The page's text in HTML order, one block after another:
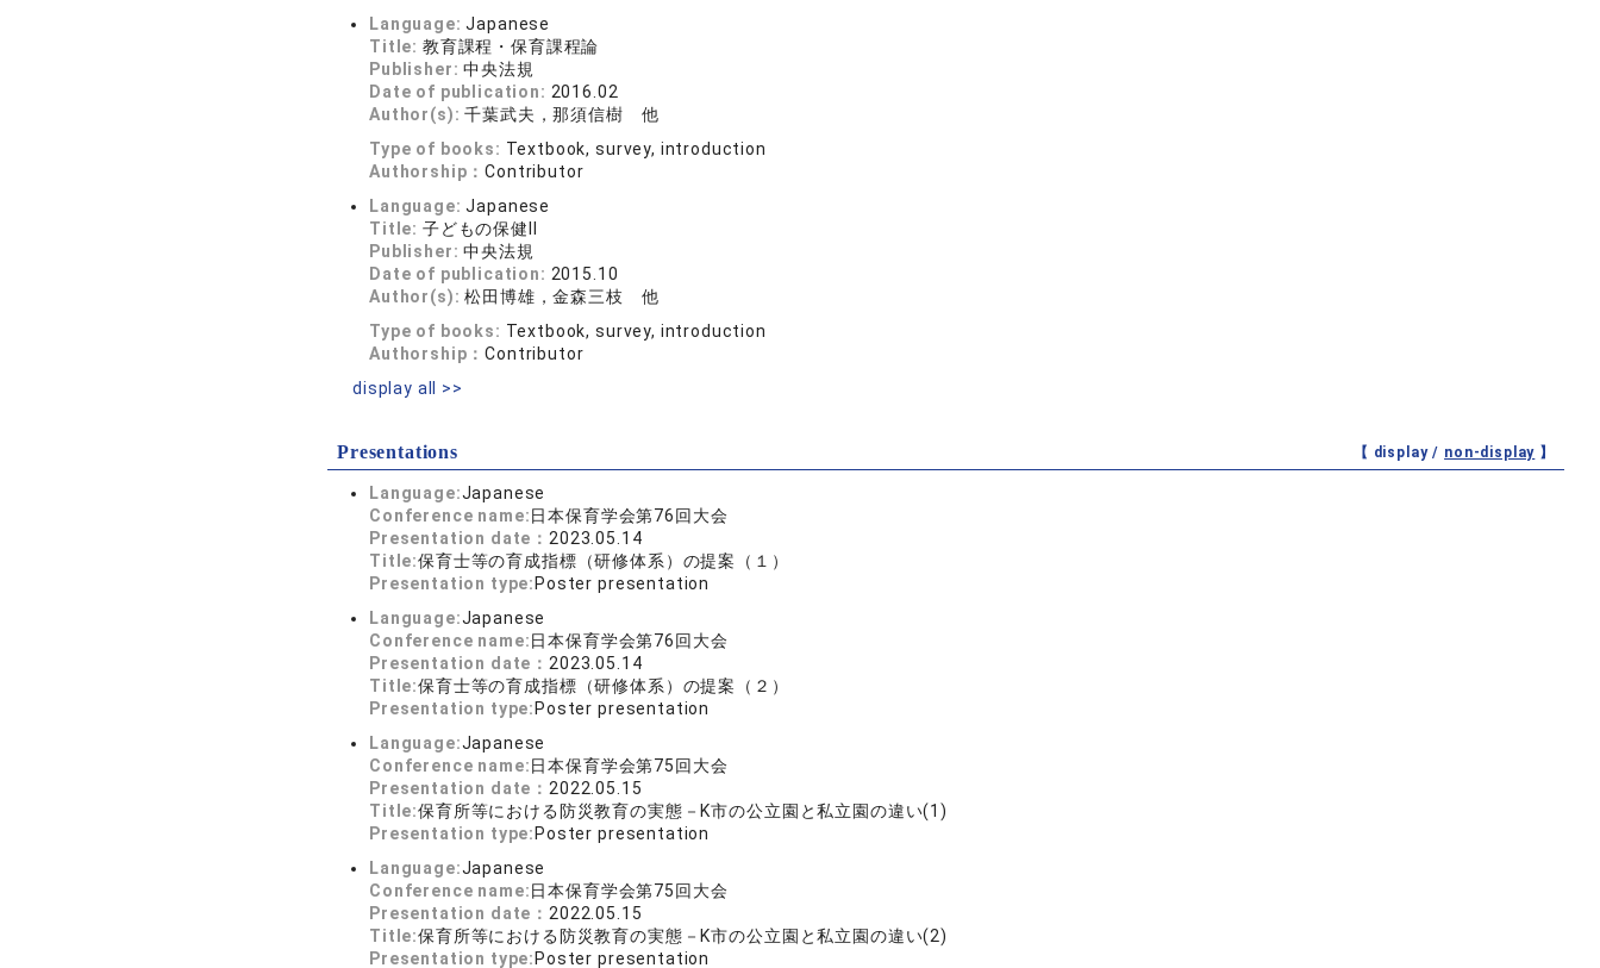
Language:Japanese
Title: 教育課程・保育課程論
Publisher:中央法規
Date of publication: 2016.02
Author(s):千葉武夫，那須信樹 他
Type of books: Textbook, survey, introduction
Authorship：Contributor
Language:Japanese
Title: 子どもの保健Ⅱ
Publisher:中央法規
Date of publication: 2015.10
Author(s):松田博雄，金森三枝 他
Type of books: Textbook, survey, introduction
Authorship：Contributor
display all >>
Presentations 【 display / non-display 】
Language:Japanese
Conference name:日本保育学会第76回大会
Presentation date： 2023.05.14
Title:保育士等の育成指標（研修体系）の提案（１）
Presentation type: Poster presentation
Language:Japanese
Conference name:日本保育学会第76回大会
Presentation date： 2023.05.14
Title:保育士等の育成指標（研修体系）の提案（２）
Presentation type: Poster presentation
Language:Japanese
Conference name:日本保育学会第75回大会
Presentation date： 2022.05.15
Title:保育所等における防災教育の実態－K市の公立園と私立園の違い(1)
Presentation type: Poster presentation
Language:Japanese
Conference name:日本保育学会第75回大会
Presentation date： 2022.05.15
Title:保育所等における防災教育の実態－K市の公立園と私立園の違い(2)
Presentation type: Poster presentation